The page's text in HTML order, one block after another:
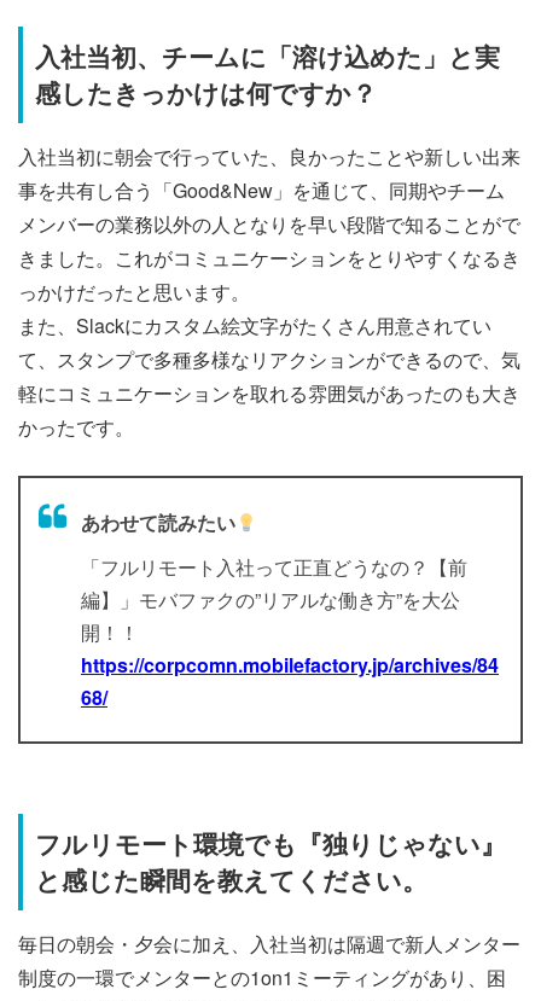
入社当初、チームに「溶け込めた」と実
感したきっかけは何ですか？
入社当初に朝会で行っていた、良かったことや新しい出来
事を共有し合う「Good&New」を通じて、同期やチーム
メンバーの業務以外の人となりを早い段階で知ることがで
きました。これがコミュニケーションをとりやすくなるき
っかけだったと思います。
また、Slackにカスタム絵文字がたくさん用意されてい
て、スタンプで多種多様なリアクションができるので、気
軽にコミュニケーションを取れる雰囲気があったのも大き
かったです。
あわせて読みたい
「フルリモート入社って正直どうなの？【前
編】」モバファクの”リアルな働き方”を大公
開！！
https://corpcomn.mobilefactory.jp/archives/84
68/
フルリモート環境でも『独りじゃない』
と感じた瞬間を教えてください。
毎日の朝会・夕会に加え、入社当初は隔週で新人メンター
制度の一環でメンターとの1on1ミーティングがあり、困